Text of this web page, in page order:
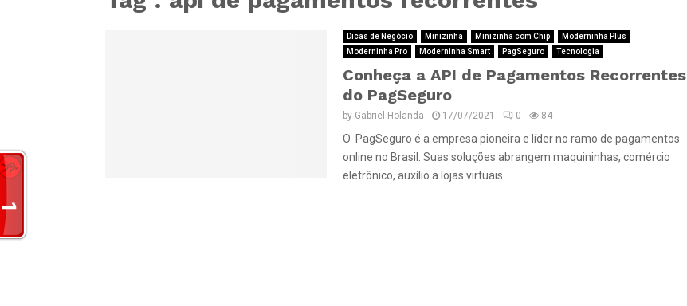
Dicas de Negócio Minizinha Minizinha com Chip
Moderninha Plus
Moderninha Pro
Moderninha Smart PagSeguro Tecnologia
Conheça a API de Pagamentos Recorrentes
do PagSeguro
by Gabriel Holanda 17/07/2021 0 84
O PagSeguro é a empresa pioneira e líder no ramo de pagamentos
online no Brasil. Suas soluções abrangem maquininhas, comércio
eletrônico, auxílio a lojas virtuais...